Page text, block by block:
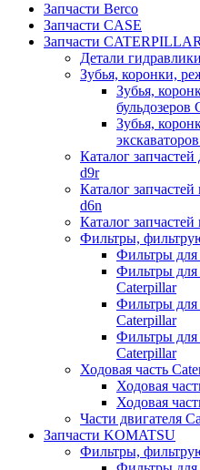
Запчасти Berco
Запчасти CASE
Запчасти CATERPILLAR
Детали
Зубья, коронки,
Зубья,
бульдозеров
Зубья,
Каталог
d9r
Каталог
d6n
Каталог
Фильтры,
Фильтры для
Фильтры для
Caterpillar
Фильтры для
Caterpillar
Фильтры для
Caterpillar
Ходовая часть
Ходовая
Ходовая
Части двигателя
Запчасти KOMATSU
Фильтры,